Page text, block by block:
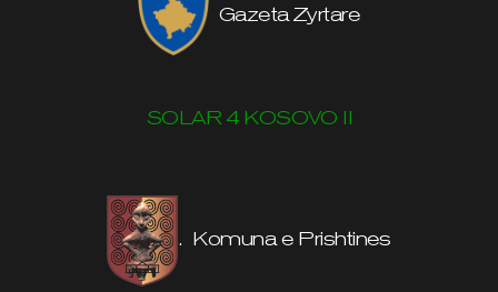
Gazeta Zyrtare
SOLAR 4 KOSOVO II
. Komuna e Prishtines